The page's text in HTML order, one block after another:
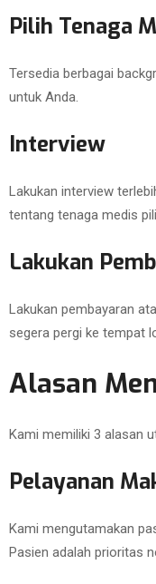
Pilih Tenaga
Tersedia berbagai
untuk Anda.
Interview
Lakukan interview
tentang tenaga medis
Lakukan
Lakukan pembayaran
segera pergi ke tempat
Alasan
Kami memiliki 3 alasan
Pelayanan
Kami mengutamakan
Pasien adalah prioritas